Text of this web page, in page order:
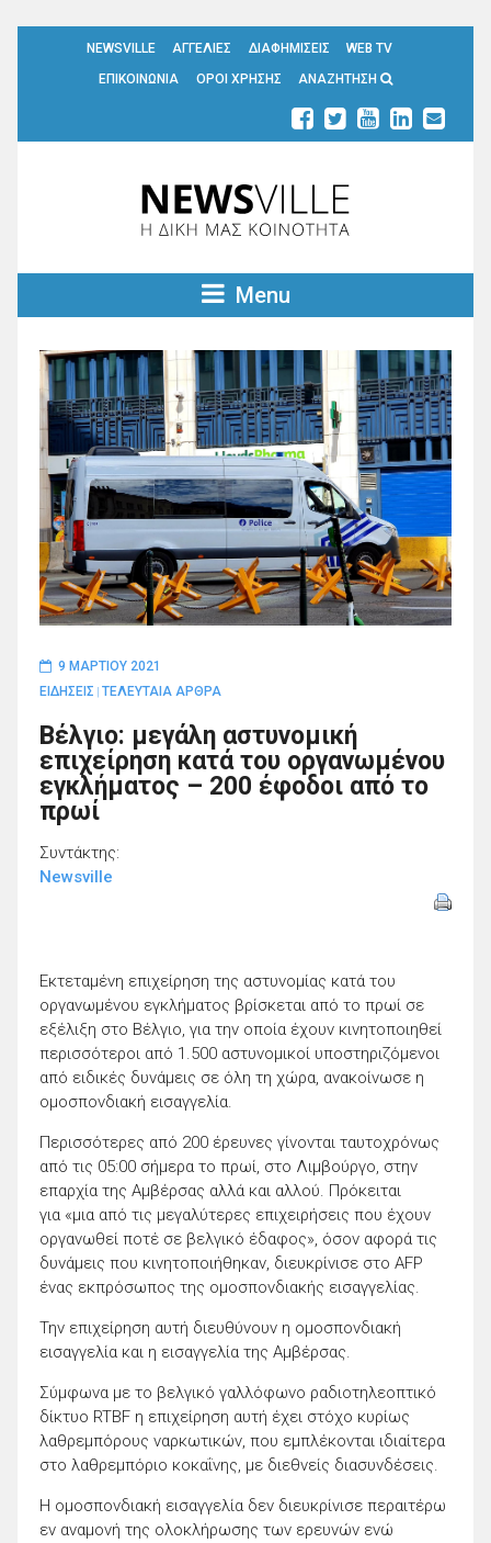
NEWSVILLE ΑΓΓΕΛΙΕΣ ΔΙΑΦΗΜΙΣΕΙΣ
WEB TV
ΕΠΙΚΟΙΝΩΝΙΑ
ΟΡΟΙ ΧΡΗΣΗΣ ΑΝΑΖΗΤΗΣΗ
Menu
9 ΜΑΡΤΊΟΥ 2021
ΕΙΔΗΣΕΙΣ ΤΕΛΕΥΤΑΙΑ ΑΡΘΡΑ
Βέλγιο: μεγάλη αστυνομική
επιχείρηση κατά του οργανωμένου
εγκλήματος – 200 έφοδοι από το
πρωί
Συντάκτης:
Newsville
Εκτεταμένη επιχείρηση της αστυνομίας κατά του
οργανωμένου εγκλήματος βρίσκεται από το πρωί σε
εξέλιξη στο Βέλγιο, για την οποία έχουν κινητοποιηθεί
περισσότεροι από 1.500 αστυνομικοί υποστηριζόμενοι
από ειδικές δυνάμεις σε όλη τη χώρα, ανακοίνωσε η
ομοσπονδιακή εισαγγελία.
Περισσότερες από 200 έρευνες γίνονται ταυτοχρόνως
από τις 05:00 σήμερα το πρωί, στο Λιμβούργο, στην
επαρχία της Αμβέρσας αλλά και αλλού. Πρόκειται
για «μια από τις μεγαλύτερες επιχειρήσεις που έχουν
οργανωθεί ποτέ σε βελγικό έδαφος», όσον αφορά τις
δυνάμεις που κινητοποιήθηκαν, διευκρίνισε στο AFP
ένας εκπρόσωπος της ομοσπονδιακής εισαγγελίας.
Την επιχείρηση αυτή διευθύνουν η ομοσπονδιακή
εισαγγελία και η εισαγγελία της Αμβέρσας.
Σύμφωνα με το βελγικό γαλλόφωνο ραδιοτηλεοπτικό
δίκτυο RTBF η επιχείρηση αυτή έχει στόχο κυρίως
λαθρεμπόρους ναρκωτικών, που εμπλέκονται ιδιαίτερα
στο λαθρεμπόριο κοκαΐνης, με διεθνείς διασυνδέσεις.
Η ομοσπονδιακή εισαγγελία δεν διευκρίνισε περαιτέρω
εν αναμονή της ολοκλήρωσης των ερευνών ενώ